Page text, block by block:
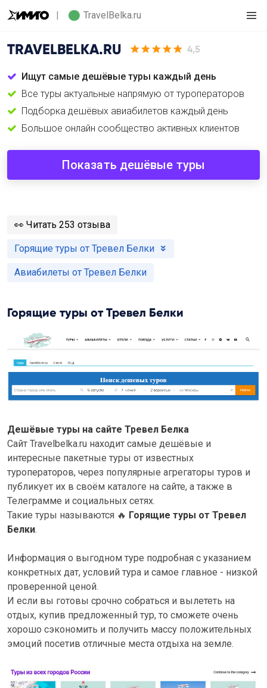
TravelBelka.ru
TRAVELBELKA.RU 4,5
Ищут самые дешёвые туры каждый день
Все туры актуальные напрямую от туроператоров
Подборка дешёвых авиабилетов каждый день
Большое онлайн сообщество активных клиентов
Показать дешёвые туры
️👀 Читать 253 отзыва
Горящие туры от Тревел Белки
Авиабилеты от Тревел Белки
Горящие туры от Тревел Белки
Дешёвые туры на сайте Тревел Белка
Сайт Travelbelka.ru находит самые дешёвые и
интересные пакетные туры от известных
туроператоров, через популярные агрегаторы туров и
публикует их в своём каталоге на сайте, а также в
Телеграмме и социальных сетях.
Такие туры называются 🔥 Горящие туры от Тревел
Белки.
Информация о выгодном туре подробная с указанием
конкретных дат, условий тура и самое главное - низкой
проверенной ценой.
И если вы готовы срочно собраться и вылететь на
отдых, купив предложенный тур, то сможете очень
хорошо сэкономить и получить массу положительных
эмоций посетив отличные места отдыха на земле.